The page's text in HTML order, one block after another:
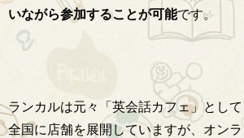
いながら参加することが可能です。
ランカルは元々「英会話カフェ」として
全国に店舗を展開していますが、オンラ